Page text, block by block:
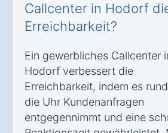
Callcenter in Hodorf
Erreichbarkeit?
Ein gewerbliches Callcenter
Hodorf verbessert die
Erreichbarkeit, indem es
die Uhr Kundenanfragen
entgegennimmt und eine